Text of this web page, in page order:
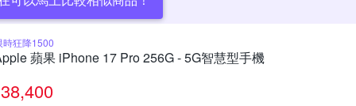
時狂降1500
蘋果 iPhone 17 Pro 256G - 5G智慧型手機
38,400